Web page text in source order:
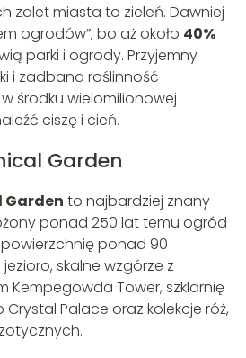
zalet miasta to zieleń. Dawniej
ogrodów”, bo aż około 40%
parki i ogrody. Przyjemny
i zadbana roślinność
środku wielomilionowej
ciszę i cień.
Garden
to najbardziej znany
ponad 250 lat temu ogród
ponad 90
skalne wzgórze z
Kempegowda Tower, szklarnię
Palace oraz kolekcje róż,